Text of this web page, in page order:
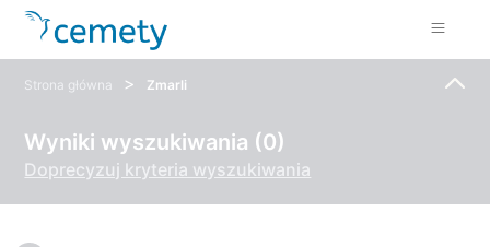
Strona główna > Zmarli
Wyniki wyszukiwania (0)
Doprecyzuj kryteria wyszukiwania